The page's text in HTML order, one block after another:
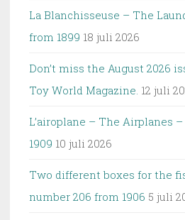
La Blanchisseuse – The
from 1899 18 juli 2026
Don’t miss the August 2026
Toy World Magazine. 12 juli
L’airoplane – The Airplanes
1909 10 juli 2026
Two different boxes for the
number 206 from 1906 5 juli